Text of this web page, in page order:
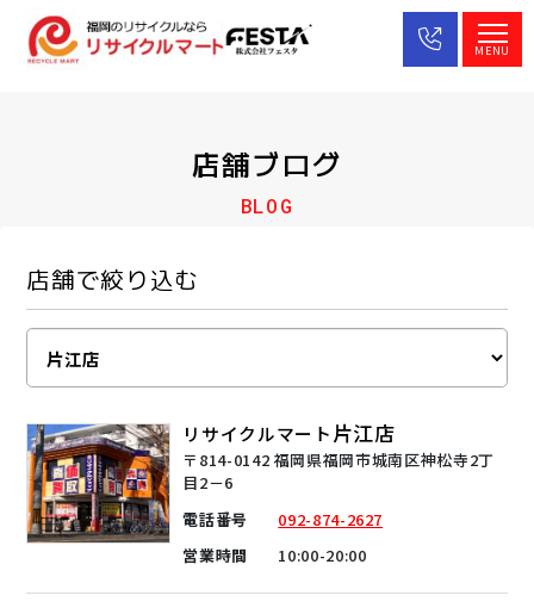
店舗ブログ
BLOG
店舗で絞り込む
リサイクルマート片江店
〒814-0142 福岡県福岡市城南区神松寺2丁
目2－6
電話番号
092-874-2627
営業時間
10:00-20:00
MENU